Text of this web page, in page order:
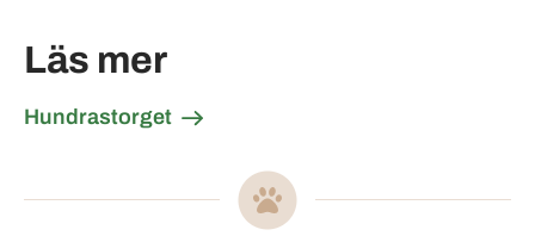
Läs mer
Hundrastorget